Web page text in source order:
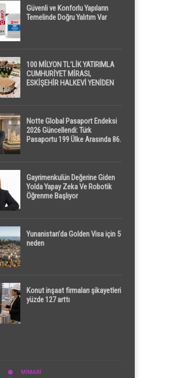
Güvenli ve Konforlu Yapıların
Temelinde Doğru Yalıtım Var
100 MİLYON TL’LİK YATIRIMLA
CUMHURİYET MİRASI,
ESKİŞEHİR HALKEVİ YENİDEN
Notte Global Pasaport Endeksi
2026 Güncellendi: Türk
Pasaportu 199 Ülke Arasında 86.
Gayrimenkulün Değerine Giden
Yolda Yapay Zeka Ve Robotik
Öğrenme Başlıyor
Yunanistan’da Golden Visa için 5
neden
Konut inşaat firmaları şikayetleri
yüzde 127 arttı
MİMARİ